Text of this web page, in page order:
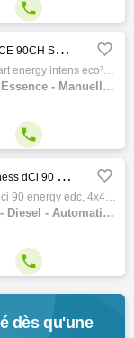

ENERGY INTENS ECO² 
Captur, 0.9 tce 90ch stop&start energy intens eco², 4x4 - s.u.v, 04/2015, 90ch, 5cv, 99700 km, 5 portes, 5 places, Clim. auto, Essence, Boi…
- Manuelle - 4x4 - S.U.V

90 Energy EDC 
Captur business, Business dci 90 energy edc, 4x4 - s.u.v, 10/2017, 90ch, 4cv, 114880 km, 5 portes, 5 places, Diesel, Boite de vitesse autom…
Automatique - 4x4 - S.U.V

dès qu'une